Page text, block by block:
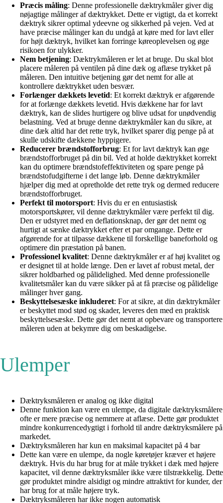
Præcis måling: Denne professionelle dæktrykmåler giver dig
nøjagtige målinger af dæktrykket. Dette er vigtigt, da et korrekt
dæktryk sikrer optimal ydeevne og sikkerhed på vejen. Ved at
have præcise målinger kan du undgå at køre med for lavt eller
for højt dæktryk, hvilket kan forringe køreoplevelsen og øge
risikoen for ulykker.
Nem betjening: Dæktrykmåleren er let at bruge. Du skal blot
placere måleren på ventilen på dine dæk og aflæse trykket på
måleren. Den intuitive betjening gør det nemt for alle at
kontrollere dæktrykket uden besvær.
Forlænger dækkets levetid: Et korrekt dæktryk er afgørende
for at forlænge dækkets levetid. Hvis dækkene har for lavt
dæktryk, kan de slides hurtigere og blive udsat for unødvendig
belastning. Ved at bruge denne dæktrykmåler kan du sikre, at
dine dæk altid har det rette tryk, hvilket sparer dig penge på at
skulle udskifte dækkene hyppigere.
Reducerer brændstofforbrug: Et for lavt dæktryk kan øge
brændstofforbruget på din bil. Ved at holde dæktrykket korrekt
kan du optimere brændstofeffektiviteten og spare penge på
brændstofudgifterne i det lange løb. Denne dæktrykmåler
hjælper dig med at opretholde det rette tryk og dermed reducere
brændstofforbruget.
Perfekt til motorsport: Hvis du er en entusiastisk
motorsportskører, vil denne dæktrykmåler være perfekt til dig.
Den er udstyret med en deflationsknap, der gør det nemt og
hurtigt at sænke dæktrykket efter et par omgange. Dette er
afgørende for at tilpasse dækkene til forskellige baneforhold og
optimere din præstation på banen.
Professionel kvalitet: Denne dæktrykmåler er af høj kvalitet og
er designet til at holde længe. Den er lavet af robust metal, der
sikrer holdbarhed og pålidelighed. Med denne professionelle
kvalitetsmåler kan du være sikker på at få præcise og pålidelige
målinger hver gang.
Beskyttelsesæske inkluderet: For at sikre, at din dæktrykmåler
er beskyttet mod stød og skader, leveres den med en praktisk
beskyttelsesæske. Dette gør det nemt at opbevare og transportere
måleren uden at bekymre dig om beskadigelse.
Ulemper
Dæktryksmåleren er analog og ikke digital
Denne funktion kan være en ulempe, da digitale dæktryksmålere
ofte er mere præcise og nemmere at aflæse. Dette gør produktet
mindre konkurrencedygtigt i forhold til andre dæktryksmålere på
markedet.
Dæktryksmåleren har kun en maksimal kapacitet på 4 bar
Dette kan være en ulempe, da nogle køretøjer kræver et højere
dæktryk. Hvis du har brug for at måle trykket i dæk med højere
kapacitet, vil denne dæktryksmåler ikke være tilstrækkelig. Dette
gør produktet mindre alsidigt og mindre attraktivt for kunder, der
har brug for at måle højere tryk.
Dæktryksmåleren har ikke nogen automatisk